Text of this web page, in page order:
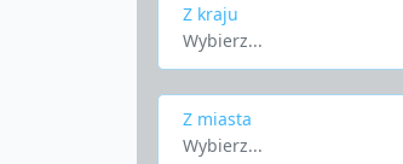
Z kraju
Wybierz...
Z miasta
Wybierz...